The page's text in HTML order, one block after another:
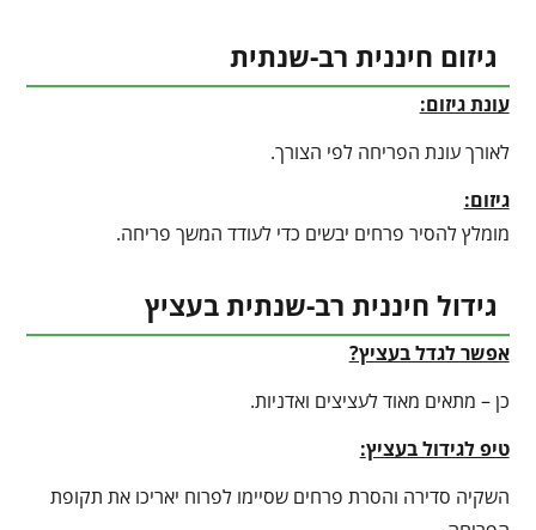
גיזום חיננית רב-שנתית
עונת גיזום:
לאורך עונת הפריחה לפי הצורך.
גיזום:
מומלץ להסיר פרחים יבשים כדי לעודד המשך פריחה.
גידול חיננית רב-שנתית בעציץ
אפשר לגדל בעציץ?
כן – מתאים מאוד לעציצים ואדניות.
טיפ לגידול בעציץ:
השקיה סדירה והסרת פרחים שסיימו לפרוח יאריכו את תקופת